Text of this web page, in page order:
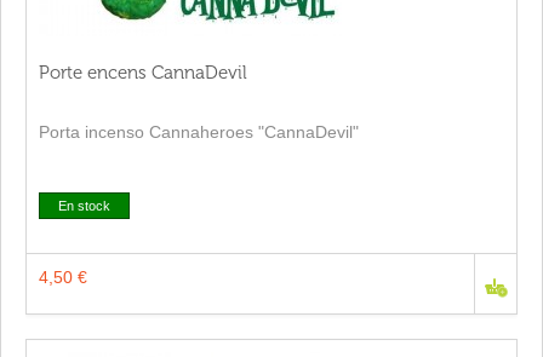
Porte encens CannaDevil
Porta incenso Cannaheroes "CannaDevil"
En stock
4,50 €